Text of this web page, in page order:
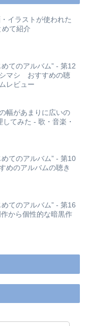
イラストが使われた
て紹介
めてのアルバム” - 第12
マシ おすすめの聴
レビュー
幅があまりに広いの
てみた - 歌・音楽・
めてのアルバム” - 第10
めのアルバムの聴き
めてのアルバム” - 第16
から個性的な暗黒作